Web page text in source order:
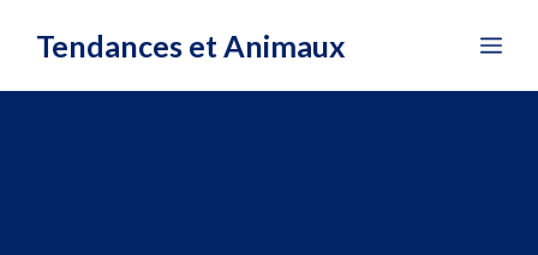
Tendances et Animaux